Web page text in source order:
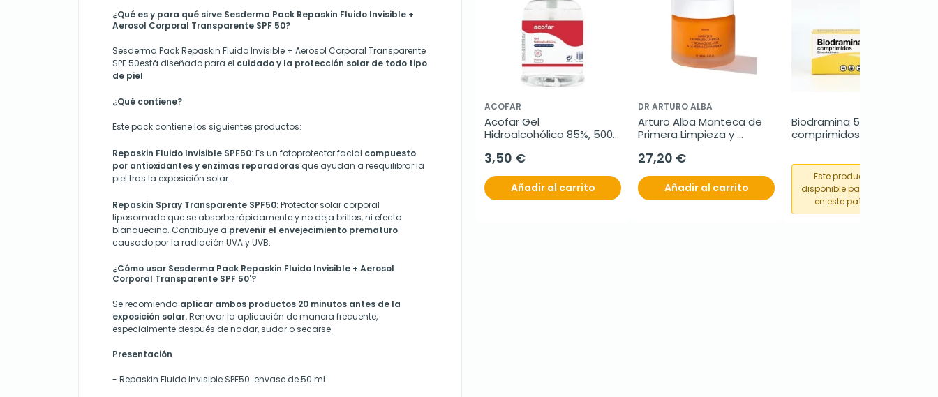
¿Qué es y para qué sirve Sesderma Pack Repaskin Fluido Invisible +
Aerosol Corporal Transparente SPF 50?
Sesderma Pack Repaskin Fluido Invisible + Aerosol Corporal Transparente
SPF 50está diseñado para el cuidado y la protección solar de todo tipo
de piel.
¿Qué contiene?
Este pack contiene los siguientes productos:
Repaskin Fluido Invisible SPF50: Es un fotoprotector facial compuesto
por antioxidantes y enzimas reparadoras que ayudan a reequilibrar la
piel tras la exposición solar.
Repaskin Spray Transparente SPF50: Protector solar corporal
liposomado que se absorbe rápidamente y no deja brillos, ni efecto
blanquecino. Contribuye a prevenir el envejecimiento prematuro
causado por la radiación UVA y UVB.
¿Cómo usar Sesderma Pack Repaskin Fluido Invisible + Aerosol
Corporal Transparente SPF 50'?
Se recomienda aplicar ambos productos 20 minutos antes de la
exposición solar.Renovar la aplicación de manera frecuente,
especialmente después de nadar, sudar o secarse.
Presentación
- Repaskin Fluido Invisible SPF50: envase de 50 ml.
ACOFAR
Acofar Gel
Hidroalcohólico 85%, 500
3,50 €
Añadir al carrito
DR ARTURO ALBA
Arturo Alba Manteca de
Primera Limpieza y
Resina de Pimentón, 125
27,20 €
Añadir al carrito
Biodramina 50 mg, 12
comprimidos
Este producto no está
disponible para su compra
en este país o región.